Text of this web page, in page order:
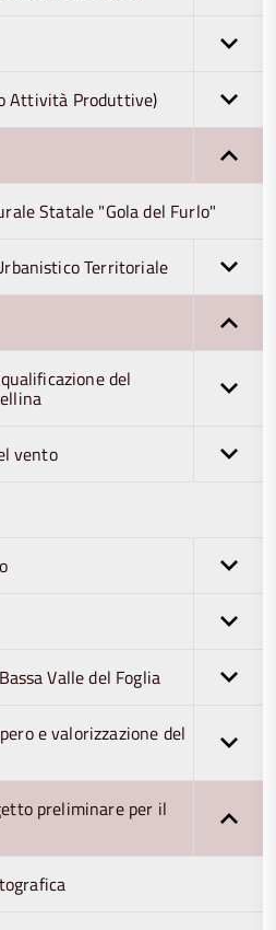
Attività Produttive)
Statale "Gola del Furlo"
Territoriale
del
vento
Valle del Foglia
e valorizzazione del
preliminare per il